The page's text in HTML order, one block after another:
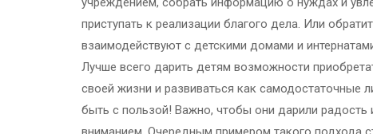
приступать к реализации благого дела. Или
взаимодействуют с детскими домами и
Лучше всего дарить детям возможности
своей жизни и развиваться как самодостаточные
быть с пользой! Важно, чтобы они дарили